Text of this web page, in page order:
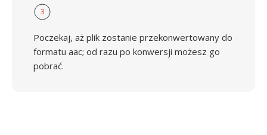
3
Poczekaj, aż plik zostanie przekonwertowany do
formatu aac; od razu po konwersji możesz go
pobrać.